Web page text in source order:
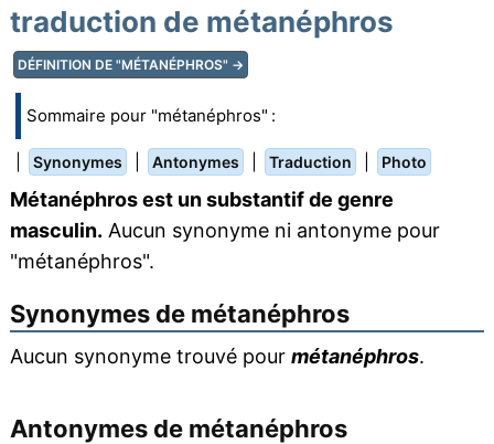
traduction de métanéphros
DÉFINITION DE "MÉTANÉPHROS" →
Sommaire pour "métanéphros" :
Synonymes Antonymes Traduction Photo
Métanéphros est un substantif de genre
masculin. Aucun synonyme ni antonyme pour
"métanéphros".
Synonymes de métanéphros
Aucun synonyme trouvé pour métanéphros.
Antonymes de métanéphros